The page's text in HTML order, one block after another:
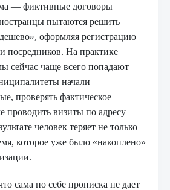
— фиктивные договоры
пытаются решить
оформляя регистрацию
посредников. На практике
сейчас чаще всего попадают
начали
проверять фактическое
проводить визиты по адресу
человек теряет не только
которое уже было «накоплено»
сама по себе прописка не дает